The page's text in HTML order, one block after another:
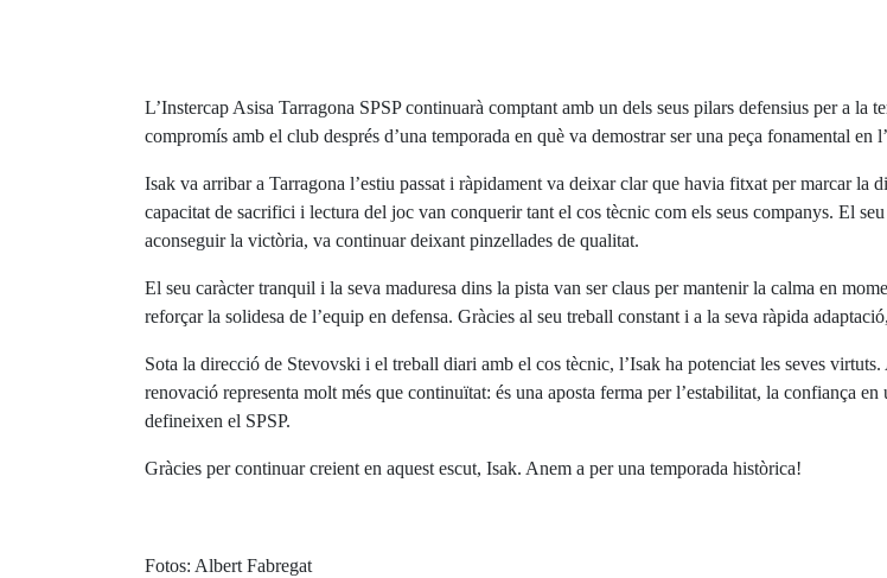
L’Instercap Asisa Tarragona SPSP continuarà comptant amb un dels seus pilars defensius per a
compromís amb el club després d’una temporada en què va demostrar ser una peça fonamental en
Isak va arribar a Tarragona l’estiu passat i ràpidament va deixar clar que havia fitxat per marcar la
capacitat de sacrifici i lectura del joc van conquerir tant el cos tècnic com els seus companys. El
aconseguir la victòria, va continuar deixant pinzellades de qualitat.
El seu caràcter tranquil i la seva maduresa dins la pista van ser claus per mantenir la calma en
reforçar la solidesa de l’equip en defensa. Gràcies al seu treball constant i a la seva ràpida
Sota la direcció de Stevovski i el treball diari amb el cos tècnic, l’Isak ha potenciat les seves
renovació representa molt més que continuïtat: és una aposta ferma per l’estabilitat, la confiança
defineixen el SPSP.
Gràcies per continuar creient en aquest escut, Isak. Anem a per una temporada històrica!
Fotos: Albert Fabregat